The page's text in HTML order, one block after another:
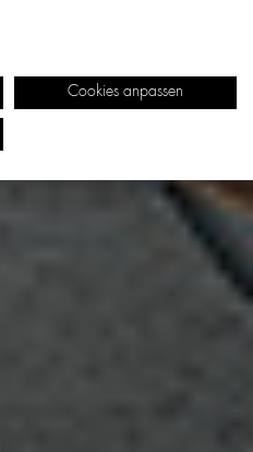
Cookies anpassen